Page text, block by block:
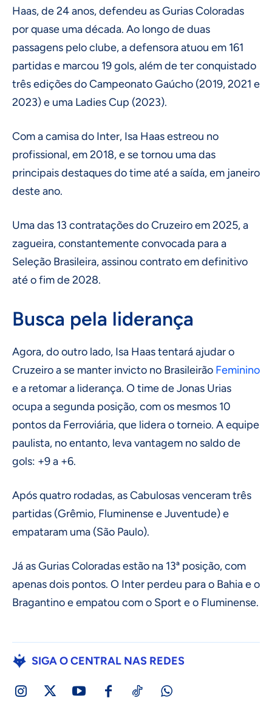
Haas, de 24 anos, defendeu as Gurias Coloradas
por quase uma década. Ao longo de duas
passagens pelo clube, a defensora atuou em 161
partidas e marcou 19 gols, além de ter conquistado
três edições do Campeonato Gaúcho (2019, 2021 e
2023) e uma Ladies Cup (2023).
Com a camisa do Inter, Isa Haas estreou no
profissional, em 2018, e se tornou uma das
principais destaques do time até a saída, em janeiro
deste ano.
Uma das 13 contratações do Cruzeiro em 2025, a
zagueira, constantemente convocada para a
Seleção Brasileira, assinou contrato em definitivo
até o fim de 2028.
Busca pela liderança
Agora, do outro lado, Isa Haas tentará ajudar o
Cruzeiro a se manter invicto no Brasileirão Feminino
e a retomar a liderança. O time de Jonas Urias
ocupa a segunda posição, com os mesmos 10
pontos da Ferroviária, que lidera o torneio. A equipe
paulista, no entanto, leva vantagem no saldo de
gols: +9 a +6.
Após quatro rodadas, as Cabulosas venceram três
partidas (Grêmio, Fluminense e Juventude) e
empataram uma (São Paulo).
Já as Gurias Coloradas estão na 13ª posição, com
apenas dois pontos. O Inter perdeu para o Bahia e o
Bragantino e empatou com o Sport e o Fluminense.
SIGA O CENTRAL NAS REDES